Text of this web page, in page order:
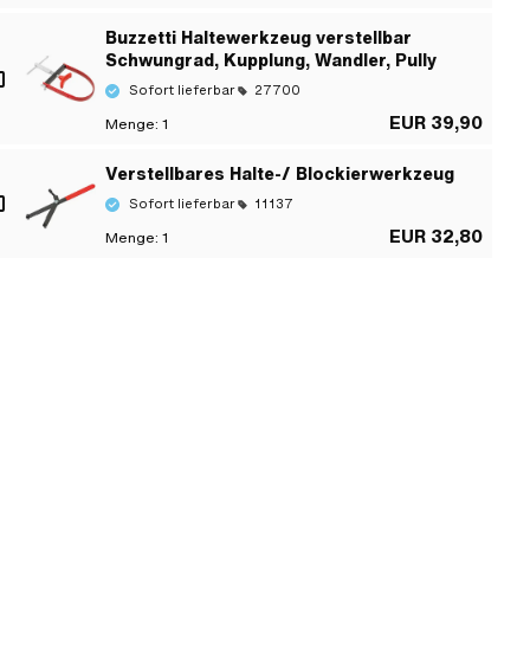
Buzzetti Haltewerkzeug verstellbar
Schwungrad, Kupplung, Wandler, Pully
Sofort lieferbar 27700
Menge: 1 EUR 39,90
Verstellbares Halte-/ Blockierwerkzeug
Sofort lieferbar 11137
Menge: 1 EUR 32,80